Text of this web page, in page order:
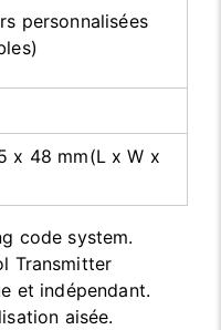
personnalisées
x 48 mm(L x W x
code system.
Transmitter
et indépendant.
aisée.